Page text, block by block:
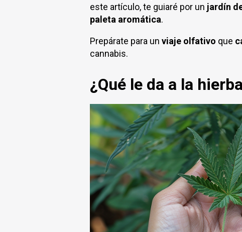
este artículo, te guiaré por un jardín
paleta aromática.
Prepárate para un viaje olfativo que
cannabis.
¿Qué le da a la